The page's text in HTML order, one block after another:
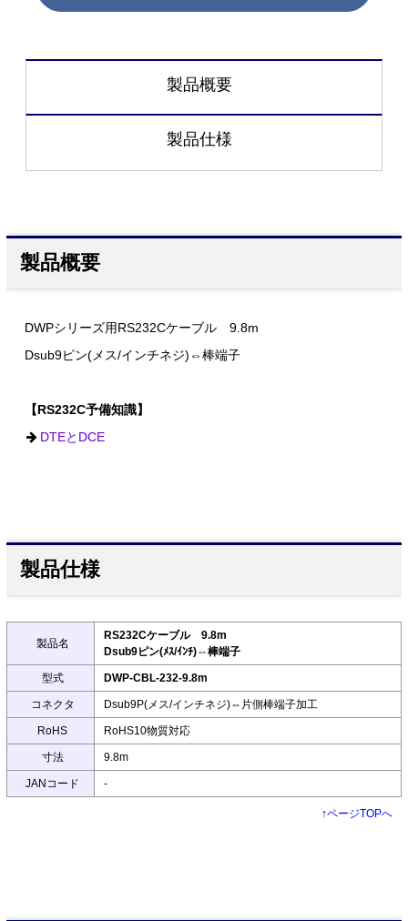
製品概要
製品仕様
製品概要
DWPシリーズ用RS232Cケーブル 9.8m
Dsub9ピン(メス/インチネジ)⇔棒端子
【RS232C予備知識】
DTEとDCE
製品仕様
製品名
RS232Cケーブル 9.8m
Dsub9ピン(ﾒｽ/ｲﾝﾁ)⇔棒端子
型式 DWP-CBL-232-9.8m
コネクタ Dsub9P(メス/インチネジ)⇔片側棒端子加工
RoHS RoHS10物質対応
寸法 9.8m
JANコード -
↑ページTOPへ